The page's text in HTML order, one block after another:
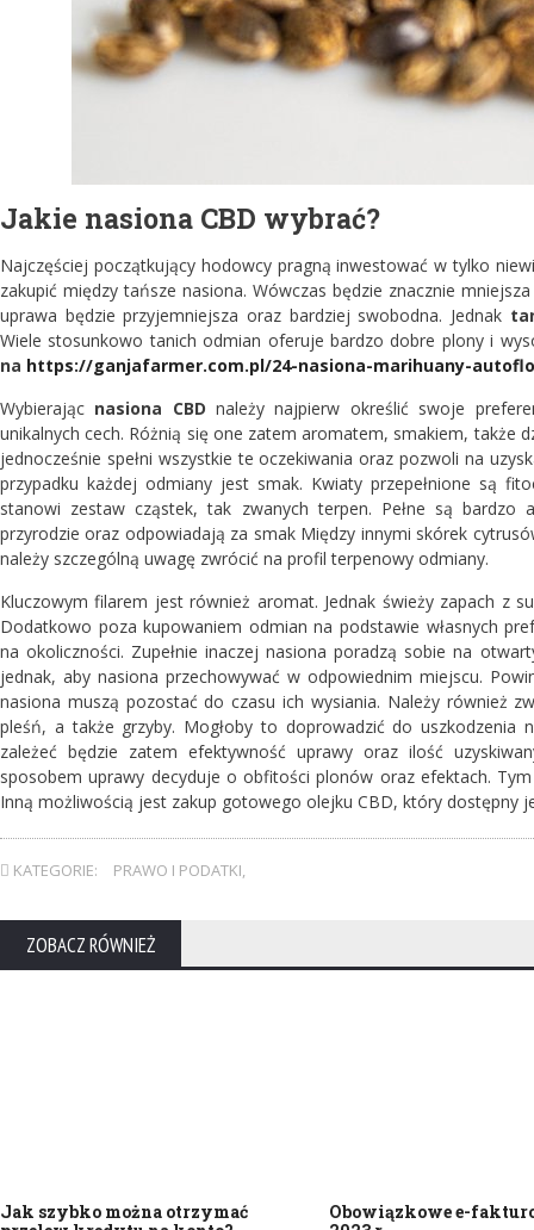
Jakie nasiona CBD wybrać?
Najczęściej początkujący hodowcy pragną inwestować w tylko
zakupić między tańsze nasiona. Wówczas będzie znacznie
uprawa będzie przyjemniejsza oraz bardziej swobodna. Jednak
Wiele stosunkowo tanich odmian oferuje bardzo dobre plony i
na https://ganjafarmer.com.pl/24-nasiona-marihuany-
Wybierając nasiona CBD należy najpierw określić swoje
unikalnych cech. Różnią się one zatem aromatem, smakiem, także
jednocześnie spełni wszystkie te oczekiwania oraz pozwoli na
przypadku każdej odmiany jest smak. Kwiaty przepełnione są
stanowi zestaw cząstek, tak zwanych terpen. Pełne są bardzo
przyrodzie oraz odpowiadają za smak Między innymi skórek
należy szczególną uwagę zwrócić na profil terpenowy odmiany.
Kluczowym filarem jest również aromat. Jednak świeży zapach z
Dodatkowo poza kupowaniem odmian na podstawie własnych
na okoliczności. Zupełnie inaczej nasiona poradzą sobie na
jednak, aby nasiona przechowywać w odpowiednim miejscu.
nasiona muszą pozostać do czasu ich wysiania. Należy również
pleśń, a także grzyby. Mogłoby to doprowadzić do uszkodzenia
zależeć będzie zatem efektywność uprawy oraz ilość
sposobem uprawy decyduje o obfitości plonów oraz efektach.
Inną możliwością jest zakup gotowego olejku CBD, który dostępny
KATEGORIE: PRAWO I PODATKI,
ZOBACZ RÓWNIEŻ
Jak szybko można otrzymać
Obowiązkowe e-